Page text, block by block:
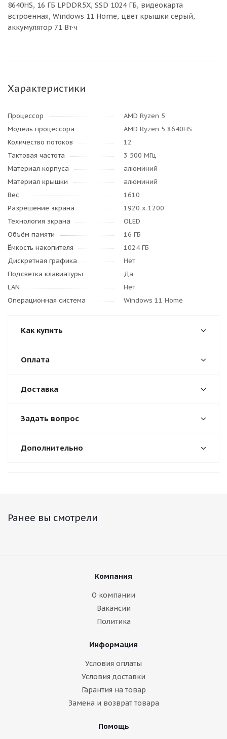
8640HS, 16 ГБ LPDDR5X, SSD 1024 ГБ, видеокарта
встроенная, Windows 11 Home, цвет крышки серый,
аккумулятор 71 Вт·ч
Характеристики
Процессор
AMD Ryzen 5
Модель процессора
AMD Ryzen 5 8640HS
Количество потоков
12
Тактовая частота
3 500 МГц
Материал корпуса
алюминий
Материал крышки
алюминий
Вес
1610
Разрешение экрана
1920 x 1200
Технология экрана
OLED
Объём памяти
16 ГБ
Ёмкость накопителя
1024 ГБ
Дискретная графика
Нет
Подсветка клавиатуры
Да
LAN
Нет
Операционная система
Windows 11 Home
Как купить
Оплата
Доставка
Задать вопрос
Дополнительно
Ранее вы смотрели
Компания
О компании
Вакансии
Политика
Информация
Условия оплаты
Условия доставки
Гарантия на товар
Замена и возврат товара
Помощь